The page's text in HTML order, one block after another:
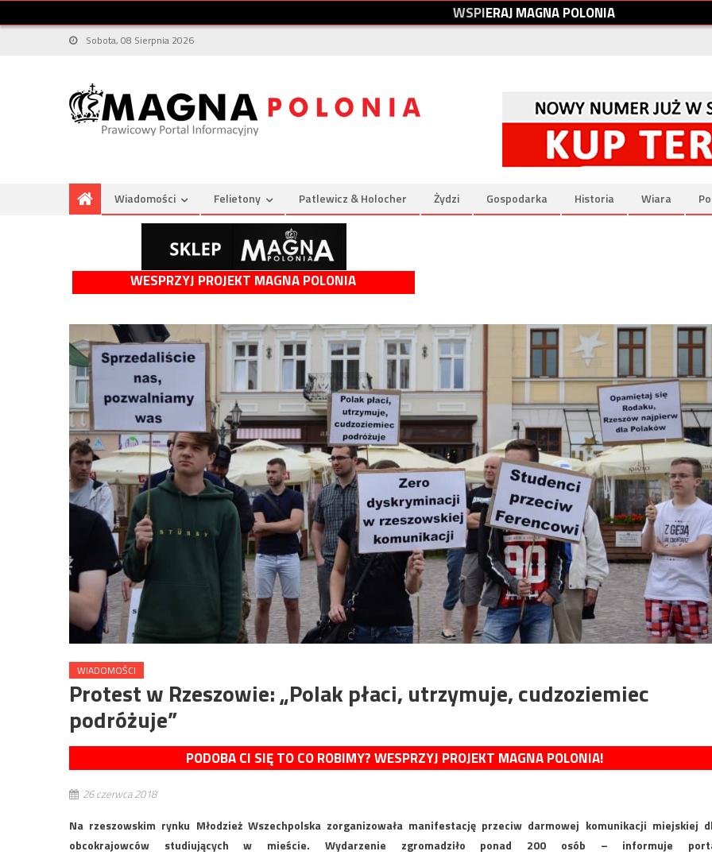
WSPIERAJMAGNAPOLONIA
Sobota, 08 Sierpnia 2026
Wiadomości Felietony Patlewicz & Holocher Żydzi Gospodarka Historia Wiara
WESPRZYJ PROJEKT MAGNA POLONIA
WIADOMOŚCI
Protest w Rzeszowie: „Polak płaci, utrzymuje, cudzoziemiec
podróżuje”
PODOBA CI SIĘ TO CO ROBIMY? WESPRZYJ PROJEKT MAGNA POLONIA!
26 czerwca 2018
Na rzeszowskim rynku Młodzież Wszechpolska zorganizowała manifestację przeciw darmowej komunikacji miejskiej
obcokrajowców studiujących w mieście. Wydarzenie zgromadziło ponad 200 osób – informuje